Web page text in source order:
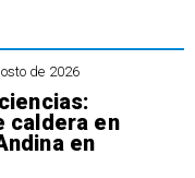
de 2026
caldera en
en